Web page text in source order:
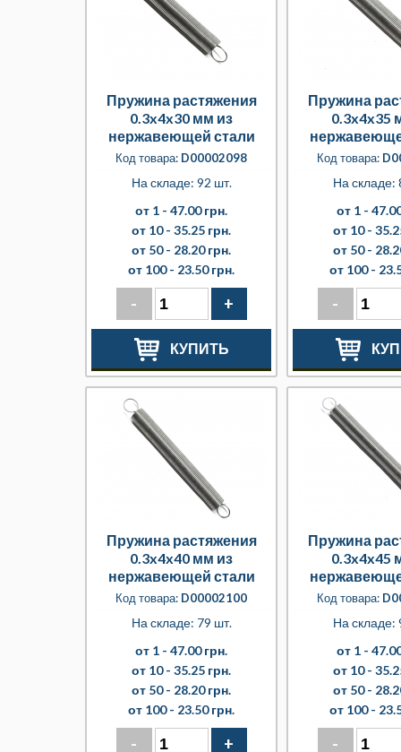
Пружина растяжения
0.3x4x30 мм из
нержавеющей стали
Код товара: D00002098
На складе: 92 шт.
от 1 - 47.00 грн.
от 10 - 35.25 грн.
от 50 - 28.20 грн.
от 100 - 23.50 грн.
- +
КУПИТЬ
Пружина
0.3x4x35
Код товара:
На складе:
от 1 -
от 10 -
от 50 -
от 100 -
-
Пружина растяжения
0.3x4x40 мм из
нержавеющей стали
Код товара: D00002100
На складе: 79 шт.
от 1 - 47.00 грн.
от 10 - 35.25 грн.
от 50 - 28.20 грн.
от 100 - 23.50 грн.
- +
Пружина
0.3x4x45
Код товара:
На складе:
от 1 -
от 10 -
от 50 -
от 100 -
-